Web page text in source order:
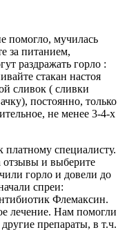
помогло, мучилась
за питанием,
раздражать горло :
стакан настоя
сливок ( сливки
постоянно, только
не менее 3-4-х
платному специалисту.
отзывы и выберите
горло и довели до
спреи:
Флемаксин.
лечение. Нам помогли
препараты, в т.ч.